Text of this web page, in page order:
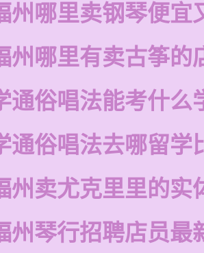
州哪里卖钢琴便宜
州哪里有卖古筝的
通俗唱法能考什么
通俗唱法去哪留学
州卖尤克里里的实
州琴行招聘店员最